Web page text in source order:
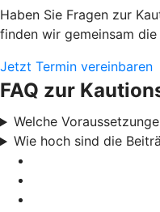
Haben Sie Fragen zur
finden wir gemeinsam
Jetzt Termin vereinbaren
FAQ zur
Welche
Wie hoch sind die